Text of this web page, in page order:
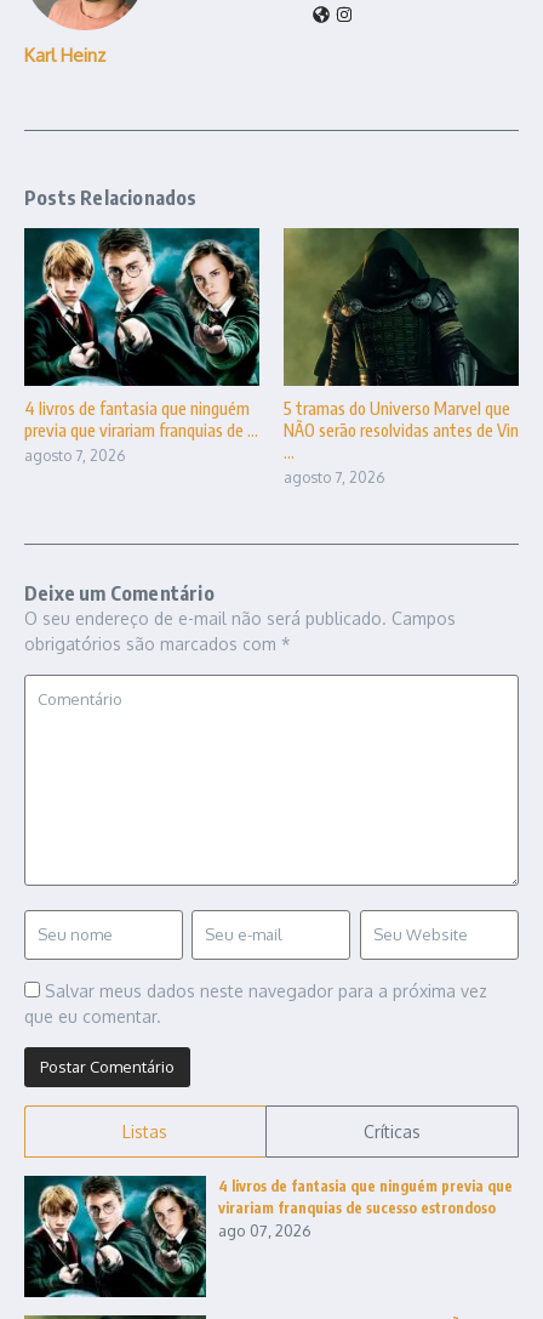
Karl Heinz
Posts Relacionados
4 livros de fantasia que ninguém
previa que virariam franquias de ...
agosto 7, 2026
5 tramas do Universo Marvel que
NÃO serão resolvidas antes de Vin
...
agosto 7, 2026
Deixe um Comentário
O seu endereço de e-mail não será publicado. Campos
obrigatórios são marcados com *
Salvar meus dados neste navegador para a próxima vez
que eu comentar.
Listas Críticas
4 livros de fantasia que ninguém previa que
virariam franquias de sucesso estrondoso
ago 07, 2026